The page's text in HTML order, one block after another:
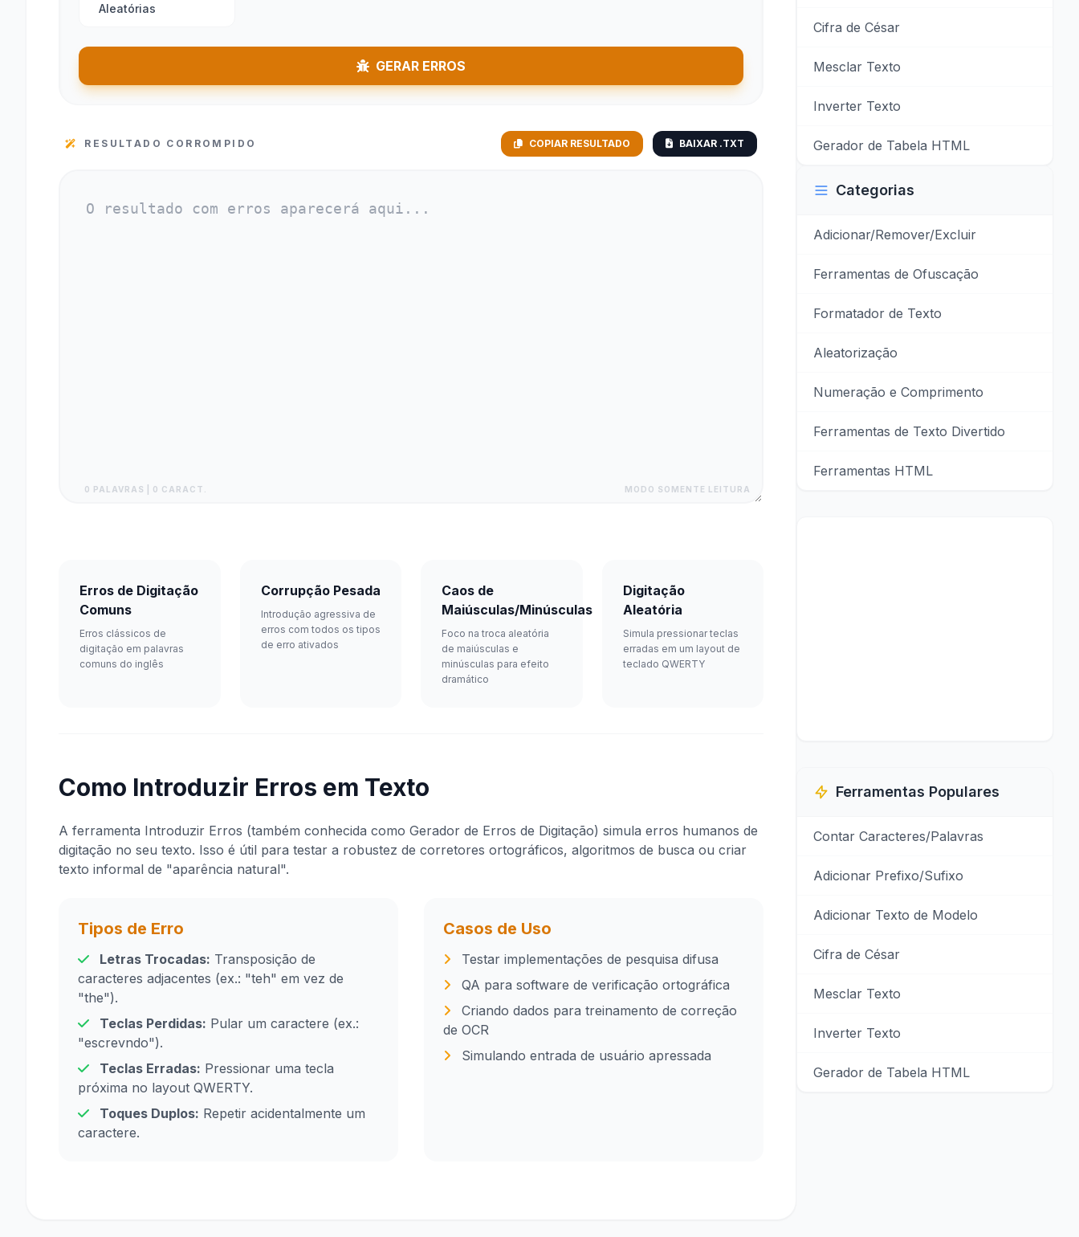
Aleatórias
GERAR ERROS
RESULTADO CORROMPIDO COPIAR RESULTADO BAIXAR .TXT
0 PALAVRAS | 0 CARACT. MODO SOMENTE LEITURA
Erros de Digitação
Comuns
Erros clássicos de
digitação em palavras
comuns do inglês
Corrupção Pesada
Introdução agressiva de
erros com todos os tipos
de erro ativados
Caos de
Maiúsculas/Minúsculas
Foco na troca aleatória
de maiúsculas e
minúsculas para efeito
dramático
Digitação
Aleatória
Simula pressionar teclas
erradas em um layout de
teclado QWERTY
Como Introduzir Erros em Texto
A ferramenta Introduzir Erros (também conhecida como Gerador de Erros de Digitação) simula erros humanos de
digitação no seu texto. Isso é útil para testar a robustez de corretores ortográficos, algoritmos de busca ou criar
texto informal de "aparência natural".
Tipos de Erro
Letras Trocadas: Transposição de
caracteres adjacentes (ex.: "teh" em vez de
"the").
Teclas Perdidas: Pular um caractere (ex.:
"escrevndo").
Teclas Erradas: Pressionar uma tecla
próxima no layout QWERTY.
Toques Duplos: Repetir acidentalmente um
caractere.
Casos de Uso
Testar implementações de pesquisa difusa
QA para software de verificação ortográfica
Criando dados para treinamento de correção
de OCR
Simulando entrada de usuário apressada
Cifra de César
Mesclar Texto
Inverter Texto
Gerador de Tabela HTML
Categorias
Adicionar/Remover/Excluir
Ferramentas de Ofuscação
Formatador de Texto
Aleatorização
Numeração e Comprimento
Ferramentas de Texto Divertido
Ferramentas HTML
Ferramentas Populares
Contar Caracteres/Palavras
Adicionar Prefixo/Sufixo
Adicionar Texto de Modelo
Cifra de César
Mesclar Texto
Inverter Texto
Gerador de Tabela HTML